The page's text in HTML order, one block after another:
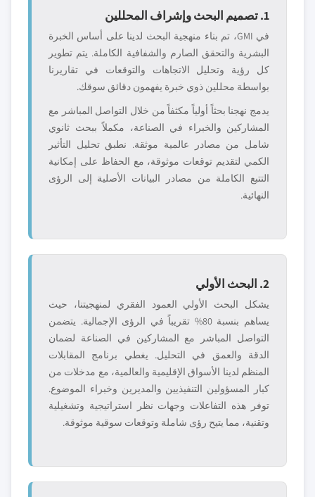
1. تصميم البحث وإشراف المحللين
في GMI، تم بناء منهجية البحث لدينا على أساس الخبرة
البشرية والتحقق الصارم والشفافية الكاملة. يتم تطوير
كل رؤية وتحليل الاتجاهات والتوقعات في تقاريرنا
بواسطة محللين ذوي خبرة يفهمون دقائق سوقك.
يدمج نهجنا بحثاً أولياً مكثفاً من خلال التواصل المباشر مع
المشاركين والخبراء في الصناعة، مكملاً ببحث ثانوي
شامل من مصادر عالمية موثقة. نطبق تحليل التأثير
الكمي لتقديم توقعات موثوقة، مع الحفاظ على إمكانية
التتبع الكاملة من مصادر البيانات الأصلية إلى الرؤى
النهائية.
2. البحث الأولي
يشكل البحث الأولي العمود الفقري لمنهجيتنا، حيث
يساهم بنسبة 80% تقريباً في الرؤى الإجمالية. يتضمن
التواصل المباشر مع المشاركين في الصناعة لضمان
الدقة والعمق في التحليل. يغطي برنامج المقابلات
المنظم لدينا الأسواق الإقليمية والعالمية، مع مدخلات من
كبار المسؤولين التنفيذيين والمديرين وخبراء الموضوع.
توفر هذه التفاعلات وجهات نظر استراتيجية وتشغيلية
وتقنية، مما يتيح رؤى شاملة وتوقعات سوقية موثوقة.